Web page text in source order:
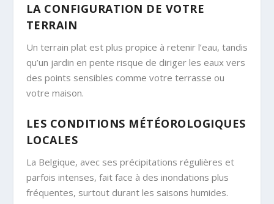
LA CONFIGURATION DE VOTRE
TERRAIN
Un terrain plat est plus propice à retenir l’eau, tandis
qu’un jardin en pente risque de diriger les eaux vers
des points sensibles comme votre terrasse ou
votre maison.
LES CONDITIONS MÉTÉOROLOGIQUES
LOCALES
La Belgique, avec ses précipitations régulières et
parfois intenses, fait face à des inondations plus
fréquentes, surtout durant les saisons humides.